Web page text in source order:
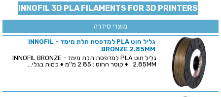
INNOFIL 3D PLA FILAMENTS FOR 3D PRINTERS
מוצרי סידרה
גליל חוט PLA למדפסת תלת מימד - INNOFIL
BRONZE 2.85MM
גליל חוט PLA למדפסת תלת מימד - INNOFIL BRONZE
2.85MM ♦ קוטר החוט : 2.85 מ''מ ♦ כמות בגלי...